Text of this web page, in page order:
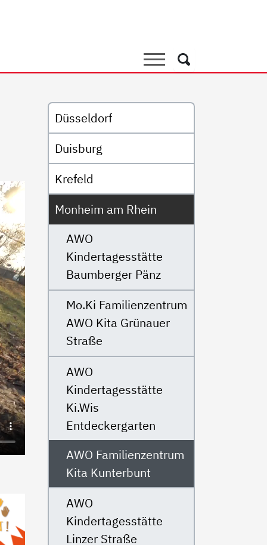
Suche
Suche
Untermenü
Düsseldorf
Duisburg
Krefeld
Monheim am Rhein
AWO
Kindertagesstätte
Baumberger Pänz
Mo.Ki Familienzentrum
AWO Kita Grünauer
Straße
AWO
Kindertagesstätte
Ki.Wis
Entdeckergarten
AWO Familienzentrum
Kita Kunterbunt
AWO
Kindertagesstätte
Linzer Straße